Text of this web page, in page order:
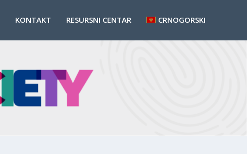
KONTAKT RESURSNI CENTAR CRNOGORSKI